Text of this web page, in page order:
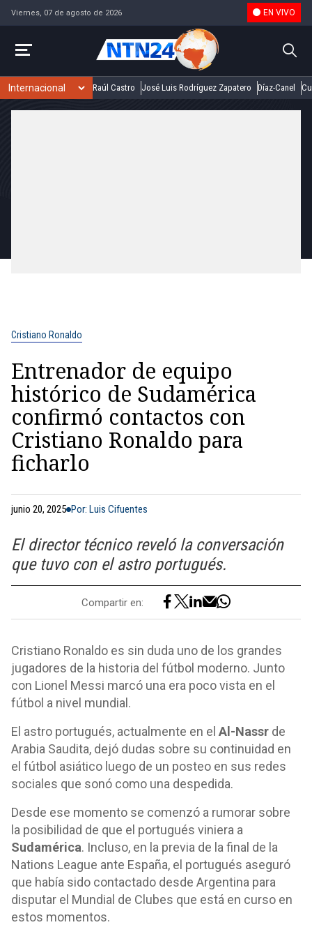
Viernes, 07 de agosto de 2026 EN VIVO
Raúl Castro José Luis Rodríguez Zapatero Díaz-Canel
Cristiano Ronaldo
Entrenador de equipo
histórico de Sudamérica
confirmó contactos con
Cristiano Ronaldo para
ficharlo
junio 20, 2025 Por: Luis Cifuentes
El director técnico reveló la conversación
que tuvo con el astro portugués.
Compartir en:
Cristiano Ronaldo es sin duda uno de los grandes
jugadores de la historia del fútbol moderno. Junto
con Lionel Messi marcó una era poco vista en el
fútbol a nivel mundial.
El astro portugués, actualmente en el Al-Nassr de
Arabia Saudita, dejó dudas sobre su continuidad en
el fútbol asiático luego de un posteo en sus redes
sociales que sonó como una despedida.
Desde ese momento se comenzó a rumorar sobre
la posibilidad de que el portugués viniera a
Sudamérica. Incluso, en la previa de la final de la
Nations League ante España, el portugués aseguró
que había sido contactado desde Argentina para
disputar el Mundial de Clubes que está en curso en
estos momentos.